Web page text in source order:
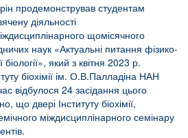
продемонстрував студентам
діяльності
щомісячного
наук «Актуальні питання фізико-
який з квітня 2023 р.
біохімії ім. О.В.Палладіна НАН
відбулося 24 засідання цього
що двері Інституту біохімії,
міждисциплінарного семінару